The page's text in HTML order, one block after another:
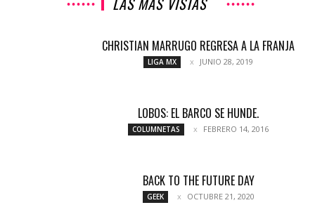
CHRISTIAN MARRUGO REGRESA A LA FRANJA
LIGA MX JUNIO 28, 2019
LOBOS: EL BARCO SE HUNDE.
COLUMNETAS FEBRERO 14, 2016
BACK TO THE FUTURE DAY
GEEK OCTUBRE 21, 2020